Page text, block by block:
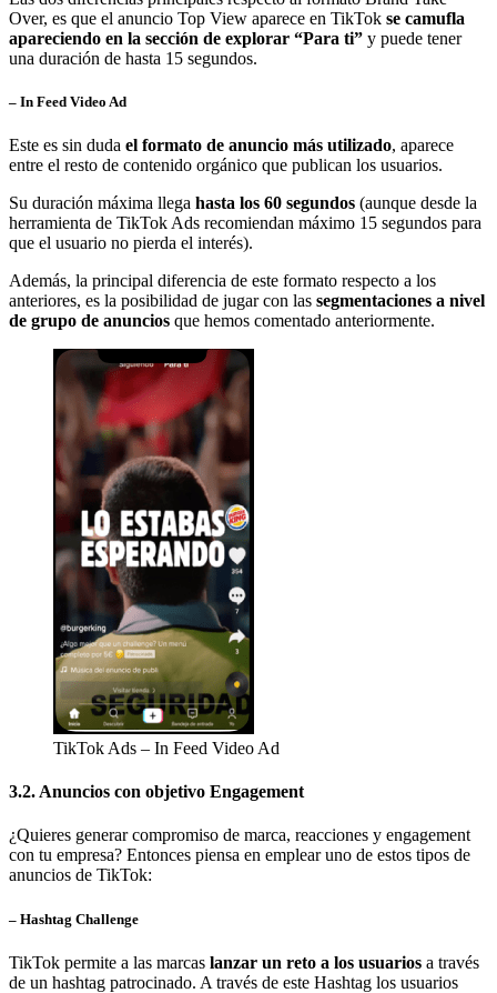
Over, es que el anuncio Top View aparece en TikTok se camufla
apareciendo en la sección de explorar “Para ti” y puede tener
una duración de hasta 15 segundos.
– In Feed Video Ad
Este es sin duda el formato de anuncio más utilizado, aparece
entre el resto de contenido orgánico que publican los usuarios.
Su duración máxima llega hasta los 60 segundos (aunque desde la
herramienta de TikTok Ads recomiendan máximo 15 segundos para
que el usuario no pierda el interés).
Además, la principal diferencia de este formato respecto a los
anteriores, es la posibilidad de jugar con las segmentaciones a nivel
de grupo de anuncios que hemos comentado anteriormente.
TikTok Ads – In Feed Video Ad
3.2. Anuncios con objetivo Engagement
¿Quieres generar compromiso de marca, reacciones y engagement
con tu empresa? Entonces piensa en emplear uno de estos tipos de
anuncios de TikTok:
– Hashtag Challenge
TikTok permite a las marcas lanzar un reto a los usuarios a través
de un hashtag patrocinado. A través de este Hashtag los usuarios